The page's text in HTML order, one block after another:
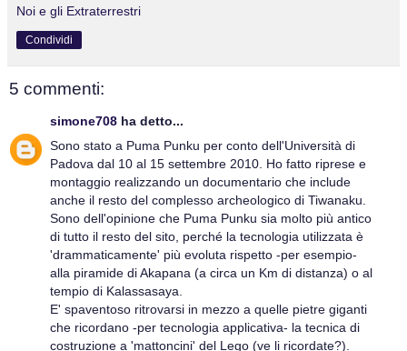
Noi e gli Extraterrestri
Condividi
5 commenti:
simone708 ha detto...
Sono stato a Puma Punku per conto dell'Università di
Padova dal 10 al 15 settembre 2010. Ho fatto riprese e
montaggio realizzando un documentario che include
anche il resto del complesso archeologico di Tiwanaku.
Sono dell'opinione che Puma Punku sia molto più antico
di tutto il resto del sito, perché la tecnologia utilizzata è
'drammaticamente' più evoluta rispetto -per esempio-
alla piramide di Akapana (a circa un Km di distanza) o al
tempio di Kalassasaya.
E' spaventoso ritrovarsi in mezzo a quelle pietre giganti
che ricordano -per tecnologia applicativa- la tecnica di
costruzione a 'mattoncini' del Lego (ve li ricordate?).